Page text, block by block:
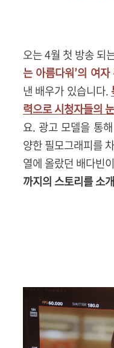
오는 4월 첫 방송 되
는 아름다워’의 여자
낸 배우가 있습니다.
력으로 시청자들의
요. 광고 모델을 통
양한 필모그래피를
열에 올랐던 배다빈이
까지의 스토리를 소